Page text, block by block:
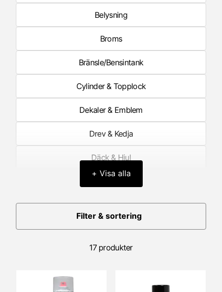
Belysning
Broms
Bränsle/Bensintank
Cylinder & Topplock
Dekaler & Emblem
Drev & Kedja
Däck & Hjul
Framgaffel/Fjädring fram
Förgasare
Förgasardelar
+ Visa alla
Filter & sortering
17 produkter